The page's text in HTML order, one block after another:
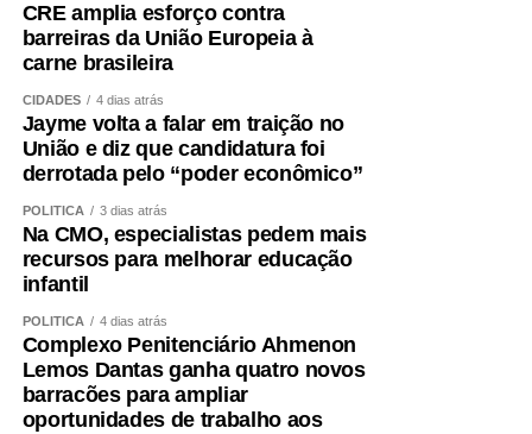
CRE amplia esforço contra
barreiras da União Europeia à
carne brasileira
CIDADES 4 dias atrás
Jayme volta a falar em traição no
União e diz que candidatura foi
derrotada pelo “poder econômico”
POLÍTICA 3 dias atrás
Na CMO, especialistas pedem mais
recursos para melhorar educação
infantil
POLÍTICA 4 dias atrás
Complexo Penitenciário Ahmenon
Lemos Dantas ganha quatro novos
barracões para ampliar
oportunidades de trabalho aos